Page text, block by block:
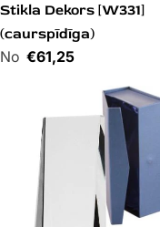
Stikla Dekors [W331]
(caurspīdīga)
Cena€61,25